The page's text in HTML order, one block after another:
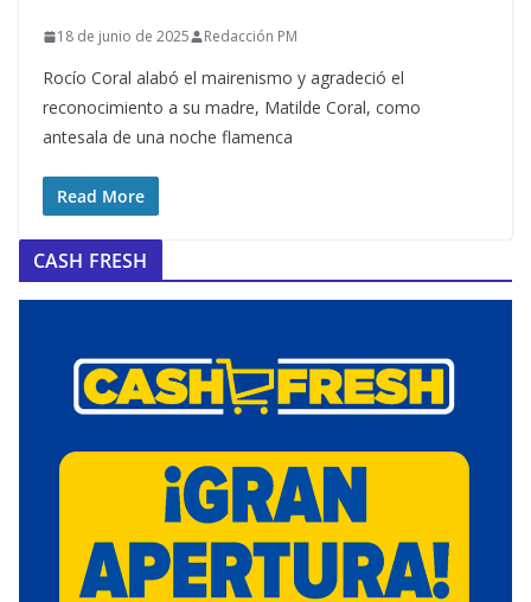
18 de junio de 2025 Redacción PM
Rocío Coral alabó el mairenismo y agradeció el
reconocimiento a su madre, Matilde Coral, como
antesala de una noche flamenca
Read More
CASH FRESH